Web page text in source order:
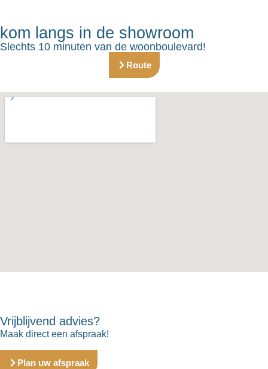
kom langs in de showroom
Slechts 10 minuten van de woonboulevard!
Route
Vrijblijvend advies?
Maak direct een afspraak!
Plan uw afspraak